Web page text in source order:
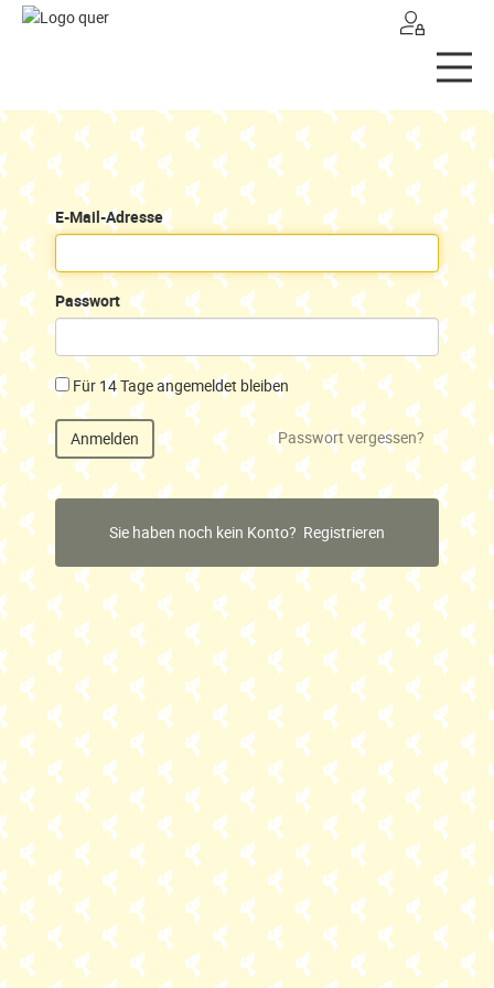
Home
Angebote
Naturprodukte
Spezialitäten
Frischwaren
Vegetarische/vegane Produkte
Getreidemühlen
Geschenke
Krämerladen
Begegnungsort
Online-Shop
Düby Prinzess Kaffee
Dörrfrüchte und Nüsse
Dörrfrucht-Geschenke
Düby-Spezialitäten
Tee
Süsses und Leckereien
Naturkosmetik
E-Mail-Adresse
Passwort
Für 14 Tage angemeldet bleiben
Anmelden Passwort vergessen?
Sie haben noch kein Konto? Registrieren